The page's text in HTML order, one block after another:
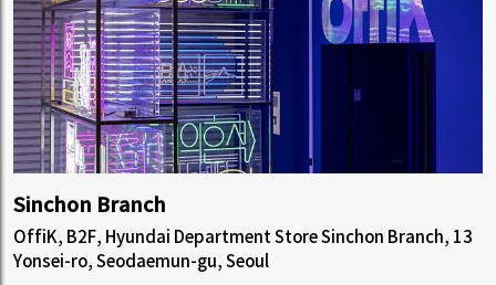
Sinchon Branch
OffiK, B2F, Hyundai Department Store Sinchon Branch, 13
Yonsei-ro, Seodaemun-gu, Seoul